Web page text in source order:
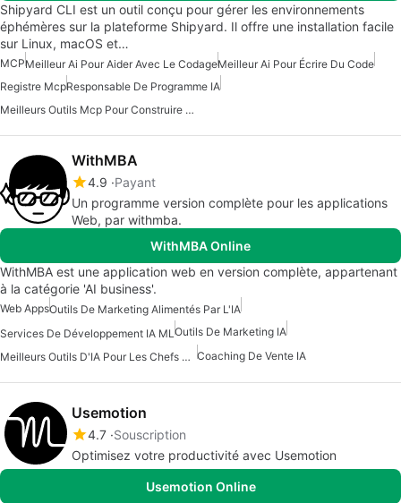
Shipyard CLI est un outil conçu pour gérer les environnements
éphémères sur la plateforme Shipyard. Il offre une installation facile
sur Linux, macOS et…
MCPMeilleur Ai Pour Aider Avec Le CodageMeilleur Ai Pour Écrire Du Code
Registre McpResponsable De Programme IA
Meilleurs Outils Mcp Pour Construire Des Agents D'IA
WithMBA
4.9 Payant
Un programme version complète pour les applications
Web, par withmba.
WithMBA Online
WithMBA est une application web en version complète, appartenant
à la catégorie 'AI business'.
Web AppsOutils De Marketing Alimentés Par L'IA
Services De Développement IA ML Outils De Marketing IA
Meilleurs Outils D'IA Pour Les Chefs De Produit Coaching De Vente IA
Usemotion
4.7 Souscription
Optimisez votre productivité avec Usemotion
Usemotion Online